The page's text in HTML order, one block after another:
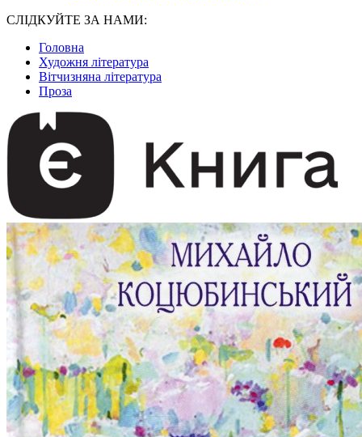
СЛІДКУЙТЕ ЗА НАМИ:
Головна
Художня література
Вітчизняна література
Проза